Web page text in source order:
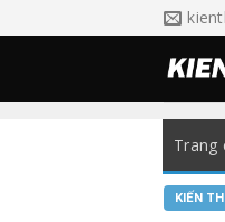
to
Trang
KIẾN